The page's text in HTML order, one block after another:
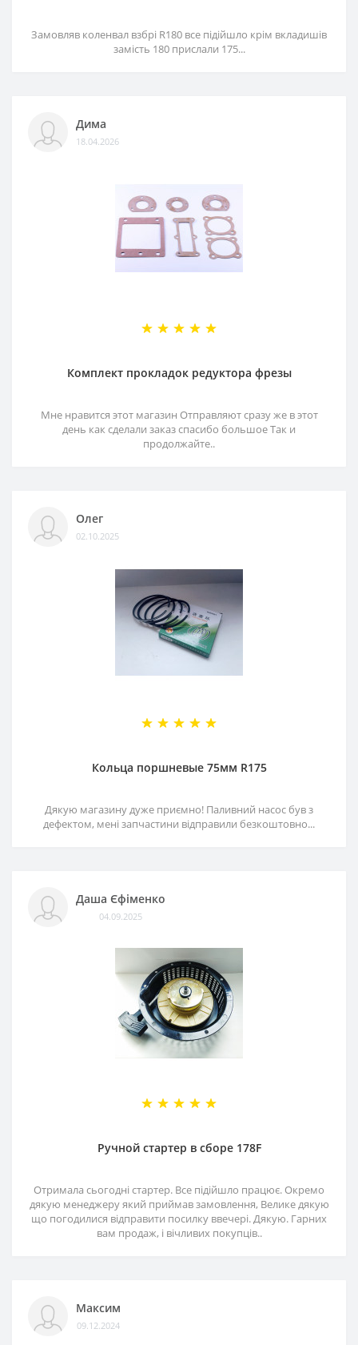
Замовляв коленвал взбрі R180 все підійшло крім вкладишів
замість 180 прислали 175...
Дима
18.04.2026
Комплект прокладок редуктора фрезы
Мне нравится этот магазин Отправляют сразу же в этот
день как сделали заказ спасибо большое Так и
продолжайте..
Олег
02.10.2025
Кольца поршневые 75мм R175
Дякую магазину дуже приємно! Паливний насос був з
дефектом, мені запчастини відправили безкоштовно...
Даша Єфіменко
04.09.2025
Ручной стартер в сборе 178F
Отримала сьогодні стартер. Все підійшло працює. Окремо
дякую менеджеру який приймав замовлення, Велике дякую
що погодилися відправити посилку ввечері. Дякую. Гарних
вам продаж, і вічливих покупців..
Максим
09.12.2024